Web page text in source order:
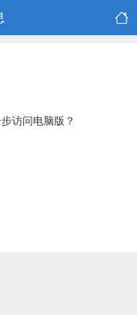
访问电脑版？